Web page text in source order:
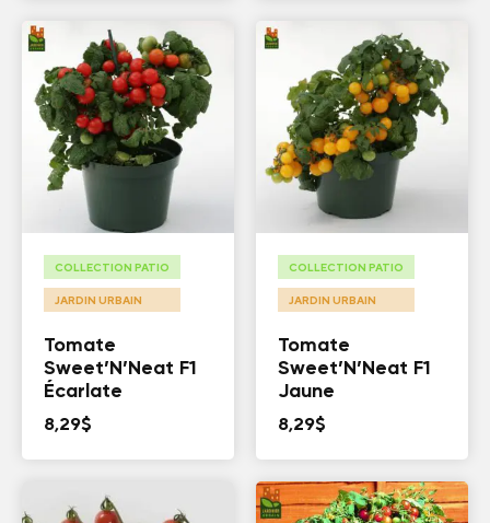
COLLECTION PATIO
JARDIN URBAIN
Tomate
Sweet’N’Neat F1
Écarlate
8,29$
COLLECTION PATIO
JARDIN URBAIN
Tomate
Sweet’N’Neat F1
Jaune
8,29$